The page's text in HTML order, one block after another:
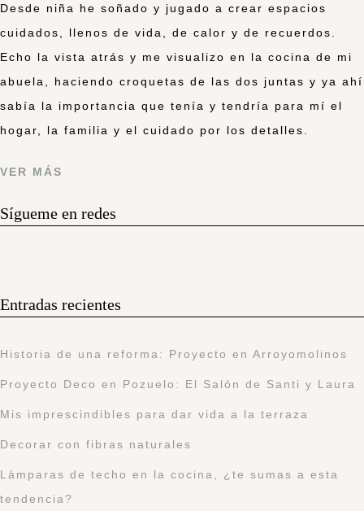
Desde niña he soñado y jugado a crear espacios
cuidados, llenos de vida, de calor y de recuerdos.
Echo la vista atrás y me visualizo en la cocina de mi
abuela, haciendo croquetas de las dos juntas y ya ahí
sabía la importancia que tenía y tendría para mí el
hogar, la familia y el cuidado por los detalles.
VER MÁS
Sígueme en redes
Entradas recientes
Historia de una reforma: Proyecto en Arroyomolinos
Proyecto Deco en Pozuelo: El Salón de Santi y Laura
Mis imprescindibles para dar vida a la terraza
Decorar con fibras naturales
Lámparas de techo en la cocina, ¿te sumas a esta
tendencia?